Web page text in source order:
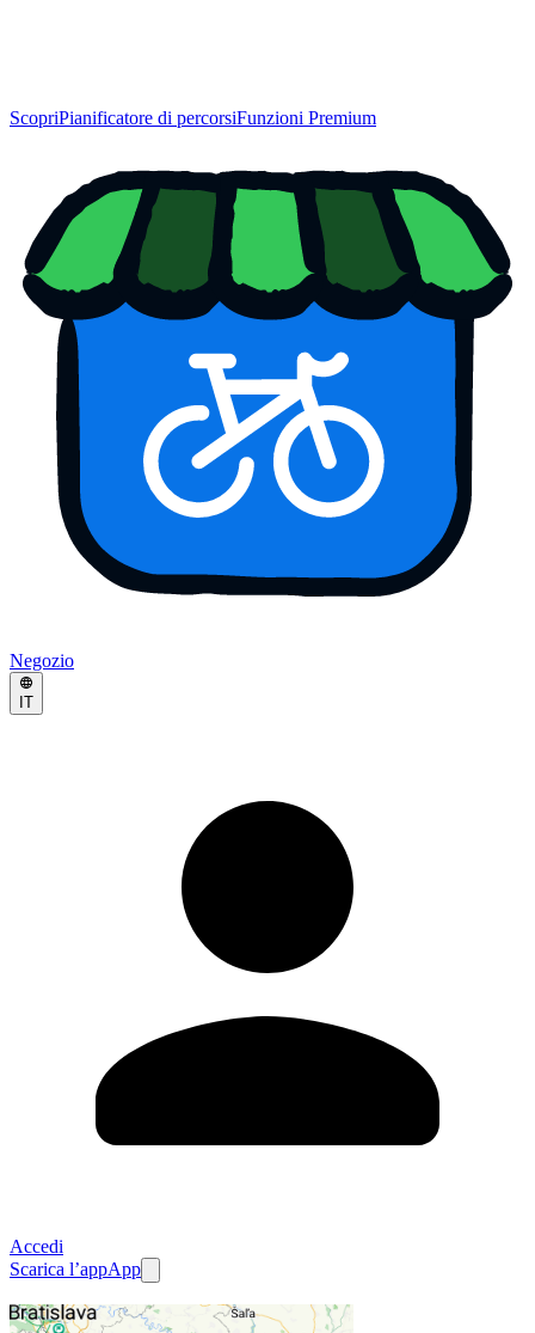
ScopriPianificatore di percorsiFunzioni Premium
Negozio
IT
Accedi
Scarica l’appApp